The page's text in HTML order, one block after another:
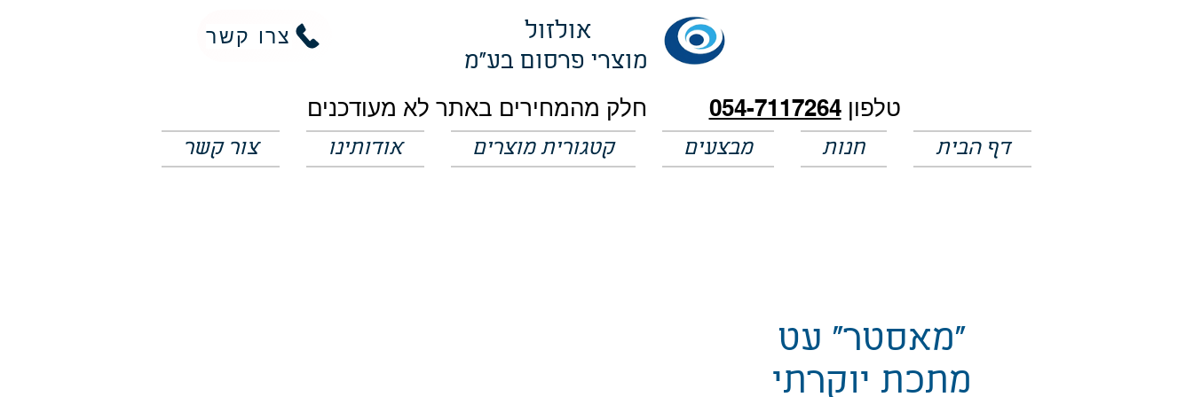
צרו קשר
אולזול
מוצרי פרסום בע"מ
טלפון054-7117264
דף הבית חנות מבצעים קטגורית מוצרים אודותינו צור קשר
"מאסטר" עט
מתכת יוקרתי